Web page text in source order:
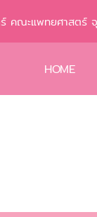
ร์ คณะแพทยศาสต
HOME